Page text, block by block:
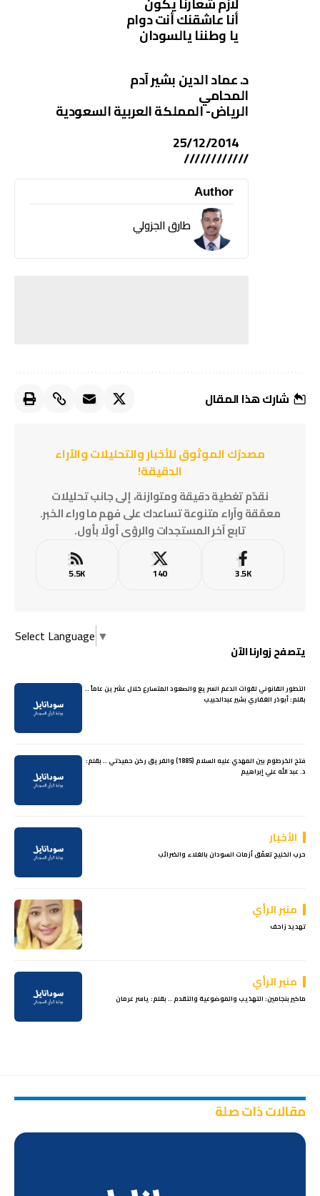
أنا عاشقنك أنت دوام
يا وطننا يالسودان
د. عماد الدين بشير آدم
المحامي
الرياض- المملكة العربية السعودية
25/12/2014
////////////
Author
طارق الجزولي
شارك هذا المقال
مصدرُك الموثوق للأخبار والتحليلات والآراء
الدقيقة!
نقدّم تغطية دقيقة ومتوازنة، إلى جانب تحليلات
معمّقة وآراء متنوعة تساعدك على فهم ما وراء الخبر.
تابع آخر المستجدات والرؤى أولًا بأول.
3.5K
140
5.5K
Select Language ▼
يتصفح زوارنا الآن
التطور القانوني لقوات الدعم السريع والصعود المتسارع خلال عشرين عاماً ..
بقلم: أبوذر الغفاري بشير عبدالحبيب
فتح الخرطوم بين المهدي عليه السلام (1885) والفريق ركن حميدتي .. بقلم:
د. عبد الله علي إبراهيم
الأخبار
حرب الخليج تعمّق أزمات السودان بالغلاء والضرائب
منبر الرأي
تهديد زاحف
منبر الرأي
ماكير بنجامين: التهذيب والموضوعية والتقدم .. بقلم: ياسر عرمان
مقالات ذات صلة